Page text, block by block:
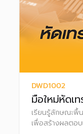
DWD1002
มือใหม่หัดเ
เรียนรู้ลักษณะพื้
เพื่อสร้างผลตอ